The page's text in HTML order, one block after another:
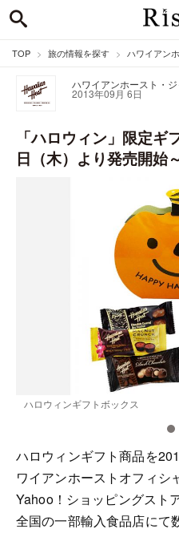
TOP 旅の情報を探す ハワイアン
ハワイアンホースト・
2013年09月 6日
「ハロウィン」限定
日（木）より発売開始
ハロウィンギフトボックス
ハロウィンギフト商品を
ワイアンホーストオフィシ
Yahoo！ショッピングスト
全国の一部輸入食品店にて